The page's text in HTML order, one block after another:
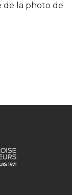
de la photo de